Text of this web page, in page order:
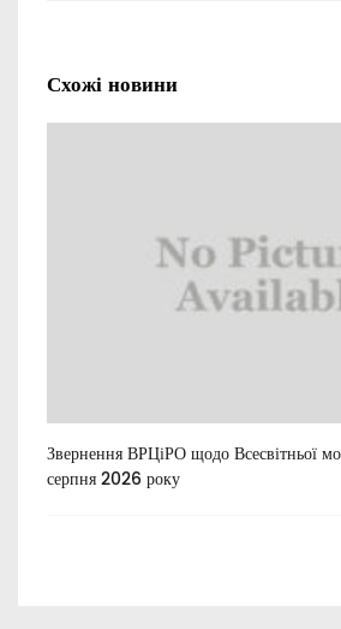
Схожі новини
Звернення ВРЦіРО щодо Всесвітньої
серпня 2026 року